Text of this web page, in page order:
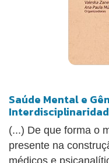
Saúde Mental e
(...) De que forma o
presente na
médicos e